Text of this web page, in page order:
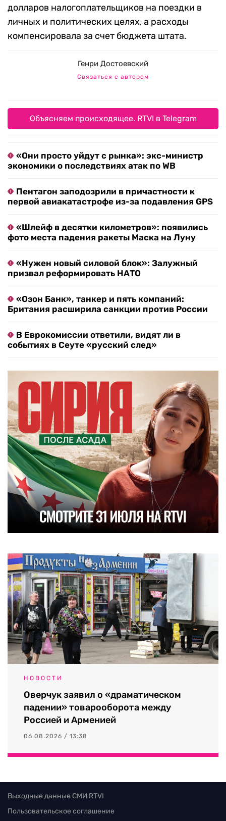
долларов налогоплательщиков на поездки в
личных и политических целях, а расходы
компенсировала за счет бюджета штата.
Генри Достоевский
Связаться с автором
Объясняем происходящее. RTVI в Telegram
«Они просто уйдут с рынка»: экс-министр
экономики о последствиях атак по WB
Пентагон заподозрили в причастности к
первой авиакатастрофе из-за подавления GPS
«Шлейф в десятки километров»: появились
фото места падения ракеты Маска на Луну
«Нужен новый силовой блок»: Залужный
призвал реформировать НАТО
«Озон Банк», танкер и пять компаний:
Британия расширила санкции против России
В Еврокомиссии ответили, видят ли в
событиях в Сеуте «русский след»
НОВОСТИ
Оверчук заявил о «драматическом
падении» товарооборота между
Россией и Арменией
06.08.2026 / 13:38
Выходные данные СМИ RTVI
Пользовательское соглашение